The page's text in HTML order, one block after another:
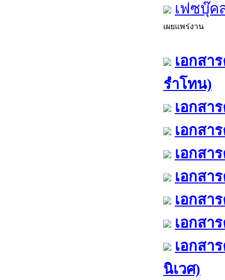
เฟซบุ๊ค
เผยแพร่งาน
เอกสา
รำโทน)
เอกสา
เอกสา
เอกสา
เอกสา
เอกสา
เอกสา
เอกสา
นิเวศ)